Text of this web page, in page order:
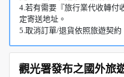
4.若有需要『旅行業代收轉付
定寄送地址。
5.取消訂單/退貨依照旅遊契約
觀光署發布之國外旅